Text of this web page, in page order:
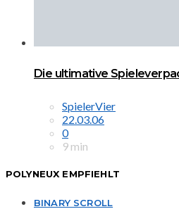
Die ultimative
SpielerVier
22.03.06
0
9 min
POLYNEUX EMPFIEHLT
BINARY SCROLL